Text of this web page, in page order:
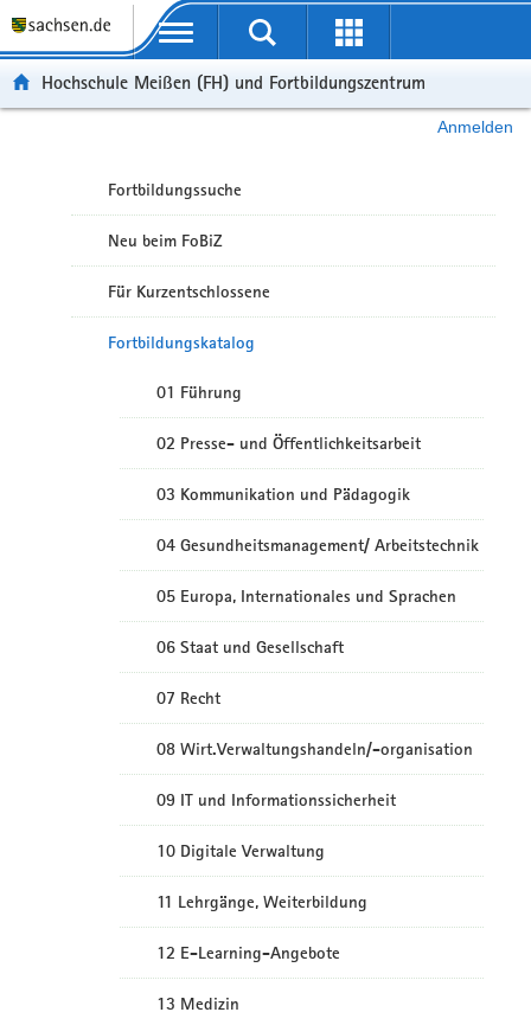
Portalübergreifende Navigation
Hochschule Meißen (FH) und Fortbildungszentrum
Anmelden
Fortbildungssuche
Neu beim FoBiZ
Für Kurzentschlossene
Fortbildungskatalog
01 Führung
02 Presse- und Öffentlichkeitsarbeit
03 Kommunikation und Pädagogik
04 Gesundheitsmanagement/ Arbeitstechnik
05 Europa, Internationales und Sprachen
06 Staat und Gesellschaft
07 Recht
08 Wirt.Verwaltungshandeln/-organisation
09 IT und Informationssicherheit
10 Digitale Verwaltung
11 Lehrgänge, Weiterbildung
12 E-Learning-Angebote
13 Medizin